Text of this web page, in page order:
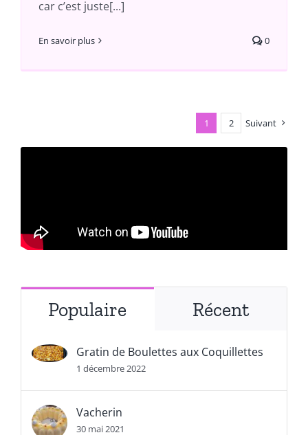
car c’est juste[...]
En savoir plus 0
1 2 Suivant
Populaire Récent
Gratin de Boulettes aux Coquillettes
1 décembre 2022
Vacherin
30 mai 2021